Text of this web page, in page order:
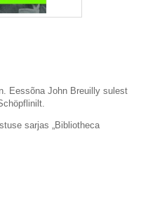
Eessõna John Breuilly sulest
sarjas „Bibliotheca